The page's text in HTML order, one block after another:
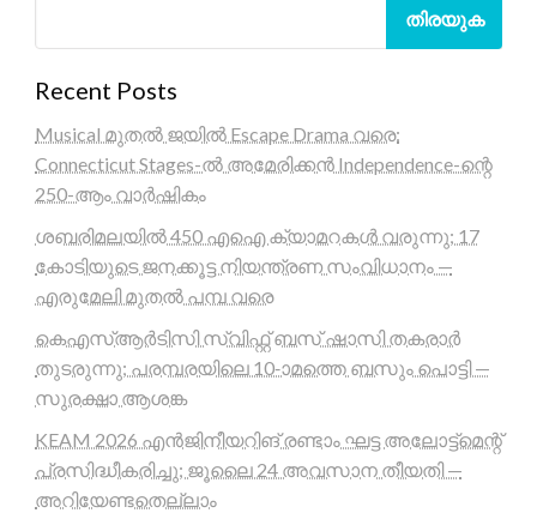
തിരയുക
Recent Posts
Musical മുതൽ ജയിൽ Escape Drama വരെ:
Connecticut Stages-ൽ അമേരിക്കൻ Independence-ന്റെ
250-ആം വാർഷികം
ശബരിമലയിൽ 450 എഐ ക്യാമറകൾ വരുന്നു; 17
കോടിയുടെ ജനക്കൂട്ട നിയന്ത്രണ സംവിധാനം —
എരുമേലി മുതൽ പമ്പ വരെ
കെഎസ്ആർടിസി സ്വിഫ്റ്റ് ബസ് ഷാസി തകരാർ
തുടരുന്നു; പരമ്പരയിലെ 10-ാമത്തെ ബസും പൊട്ടി —
സുരക്ഷാ ആശങ്ക
KEAM 2026 എൻജിനീയറിങ് രണ്ടാം ഘട്ട അലോട്ട്മെന്റ്
പ്രസിദ്ധീകരിച്ചു; ജൂലൈ 24 അവസാന തീയതി —
അറിയേണ്ടതെല്ലാം